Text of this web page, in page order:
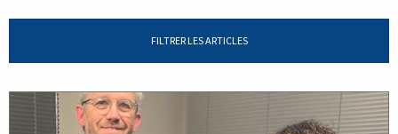
FILTRER LES ARTICLES